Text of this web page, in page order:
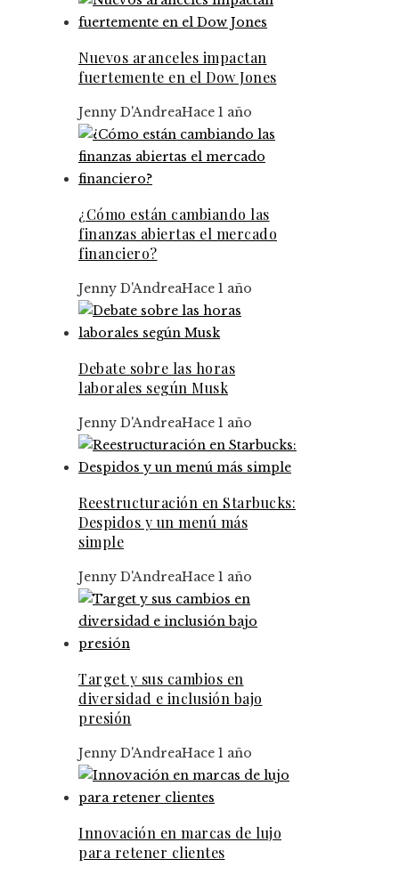
Nuevos aranceles impactan
fuertemente en el Dow Jones
Jenny D'AndreaHace 1 año
¿Cómo están cambiando las
finanzas abiertas el mercado
financiero?
Jenny D'AndreaHace 1 año
Debate sobre las horas
laborales según Musk
Jenny D'AndreaHace 1 año
Reestructuración en Starbucks:
Despidos y un menú más
simple
Jenny D'AndreaHace 1 año
Target y sus cambios en
diversidad e inclusión bajo
presión
Jenny D'AndreaHace 1 año
Innovación en marcas de lujo
para retener clientes